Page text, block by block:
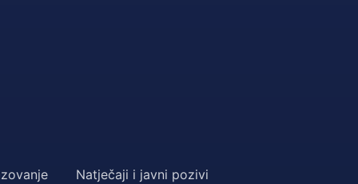
Natječaji i javni pozivi